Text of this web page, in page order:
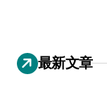
最新文章